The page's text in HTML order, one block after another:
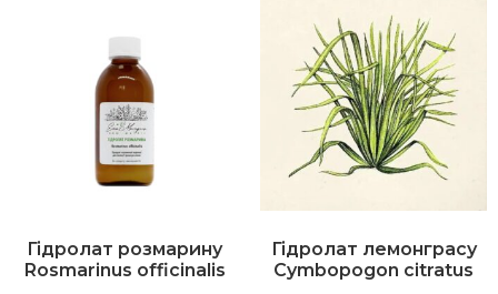
Гідролат розмарину
Rosmarinus officinalis
Гідролат лемонграсу
Cymbopogon citratus